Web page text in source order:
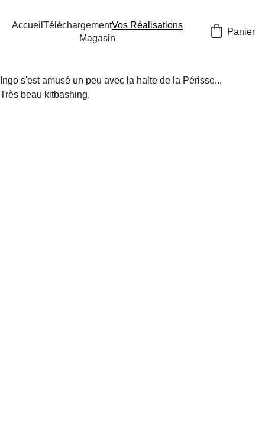
Accueil TéléchargementVos Réalisations
Magasin
Panier
Ingo s'est amusé un peu avec la halte de la Périsse...
Très beau kitbashing.